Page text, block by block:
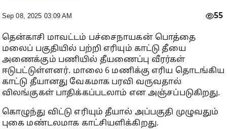
Sep 08, 2025 03:09 AM 55
தென்காசி மாவட்டம் பச்சைநாயகன் பொத்தை
மலைப் பகுதியில் பற்றி எரியும் காட்டு தீயை
அணைக்கும் பணியில் தீயணைப்பு வீரர்கள்
ஈடுபட்டுள்ளனர். மாலை 6 மணிக்கு எரிய தொடங்கிய
காட்டு தீயானது வேகமாக பரவி வருவதால்
விலங்குகள் பாதிக்கப்படலாம் என அஞ்சப்படுகிறது.
கொழுந்து விட்டு எரியும் தீயால் அப்பகுதி முழுவதும்
புகை மண்டலமாக காட்சியளிக்கிறது.